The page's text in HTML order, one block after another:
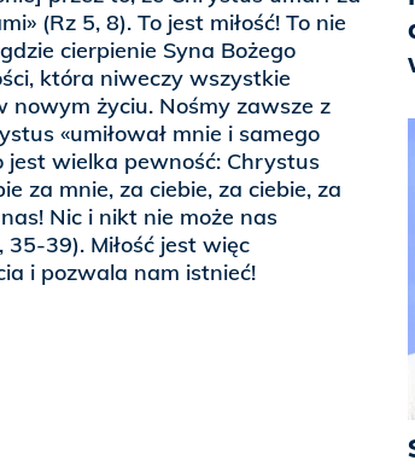
(Rz 5, 8). To jest miłość! To nie
cierpienie Syna Bożego
która niweczy wszystkie
życiu. Nośmy zawsze z
«umiłował mnie i samego
jest wielka pewność: Chrystus
za mnie, za ciebie, za ciebie, za
Nic i nikt nie może nas
35-39). Miłość jest więc
i pozwala nam istnieć!